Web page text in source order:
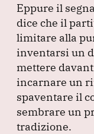
Eppure il
dice che il
limitare alla
inventarsi un
mettere
incarnare un
spaventare il
sembrare un
tradizione.